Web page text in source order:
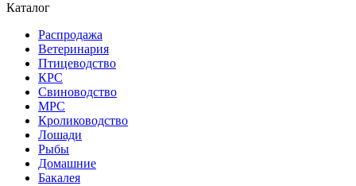
Каталог
Распродажа
Ветеринария
Птицеводство
КРС
Свиноводство
МРС
Кролиководство
Лошади
Рыбы
Домашние
Бакалея